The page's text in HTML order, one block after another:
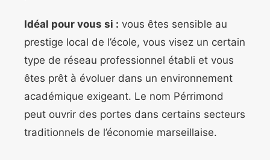
Idéal pour vous si : vous êtes sensible au
prestige local de l’école, vous visez un certain
type de réseau professionnel établi et vous
êtes prêt à évoluer dans un environnement
académique exigeant. Le nom Pérrimond
peut ouvrir des portes dans certains secteurs
traditionnels de l’économie marseillaise.